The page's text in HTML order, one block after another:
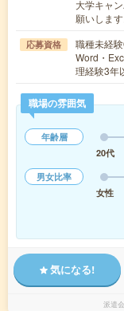
大学キャ
願いしま
応募資格
職種未経
Word・
理経験3年
職場の雰囲気
年齢層
20代
男女比率
女性
気になる!
派遣